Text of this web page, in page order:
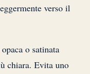
verso il
o satinata
chiara. Evita uno